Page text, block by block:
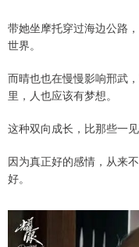
带她坐摩托穿过海边公路
世界。
而晴也也在慢慢影响邢武
里，人也应该有梦想。
这种双向成长，比那些一
因为真正好的感情，从来
好。